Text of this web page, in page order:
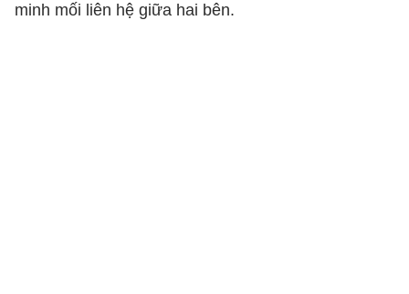
minh mối liên hệ giữa hai bên.